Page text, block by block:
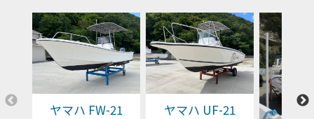
ヤマハ FW-21 ヤマハ UF-21